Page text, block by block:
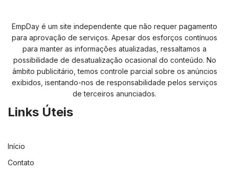
EmpDay é um site independente que não requer pagamento
para aprovação de serviços. Apesar dos esforços contínuos
para manter as informações atualizadas, ressaltamos a
possibilidade de desatualização ocasional do conteúdo. No
âmbito publicitário, temos controle parcial sobre os anúncios
exibidos, isentando-nos de responsabilidade pelos serviços
de terceiros anunciados.
Links Úteis
Início
Contato